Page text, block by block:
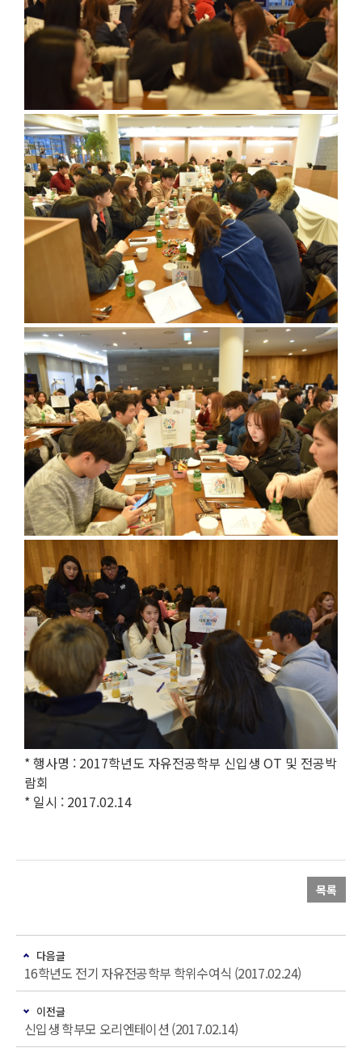
* 행사명 : 2017학년도 자유전공학부 신입생 OT 및 전공박
람회
* 일시 : 2017.02.14
목록
다음글
16학년도 전기 자유전공학부 학위수여식 (2017.02.24)
이전글
신입생 학부모 오리엔테이션 (2017.02.14)